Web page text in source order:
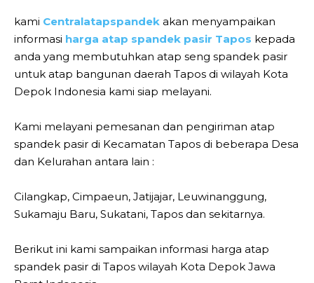
kami Centralatapspandek akan menyampaikan
informasi harga atap spandek pasir Tapos kepada
anda yang membutuhkan atap seng spandek pasir
untuk atap bangunan daerah Tapos di wilayah Kota
Depok Indonesia kami siap melayani.
Kami melayani pemesanan dan pengiriman atap
spandek pasir di Kecamatan Tapos di beberapa Desa
dan Kelurahan antara lain :
Cilangkap, Cimpaeun, Jatijajar, Leuwinanggung,
Sukamaju Baru, Sukatani, Tapos dan sekitarnya.
Berikut ini kami sampaikan informasi harga atap
spandek pasir di Tapos wilayah Kota Depok Jawa